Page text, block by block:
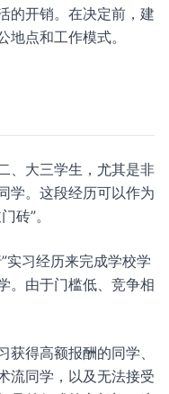
的开销。在决定前，建
点和工作模式。
、大三学生，尤其是非
学。这段经历可以作为
砖”。
实习经历来完成学校学
。由于门槛低、竞争相
得高额报酬的同学、
流同学，以及无法接受